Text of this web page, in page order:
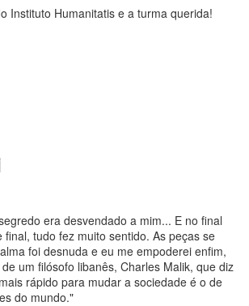
Instituto Humanitatis e a turma querida!
era desvendado a mim... E no final
tudo fez muito sentido. As peças se
foi desnuda e eu me empoderei enfim,
um filósofo libanês, Charles Malik, que diz
rápido para mudar a sociedade é o de
do mundo."